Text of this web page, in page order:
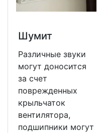
Шумит
Различные звуки
могут доносится
за счет
поврежденных
крыльчаток
вентилятора,
подшипники могут